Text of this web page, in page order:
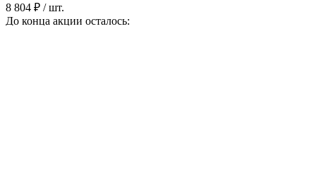
8 804 ₽ / шт.
До конца акции осталось: